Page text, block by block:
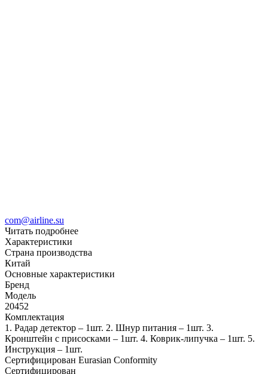
com@airline.su
Читать подробнее
Характеристики
Страна производства
Китай
Основные характеристики
Бренд
Модель
20452
Комплектация
1. Радар детектор – 1шт. 2. Шнур питания – 1шт. 3.
Кронштейн с присосками – 1шт. 4. Коврик-липучка – 1шт. 5.
Инструкция – 1шт.
Сертифицирован Eurasian Conformity
Сертифицирован